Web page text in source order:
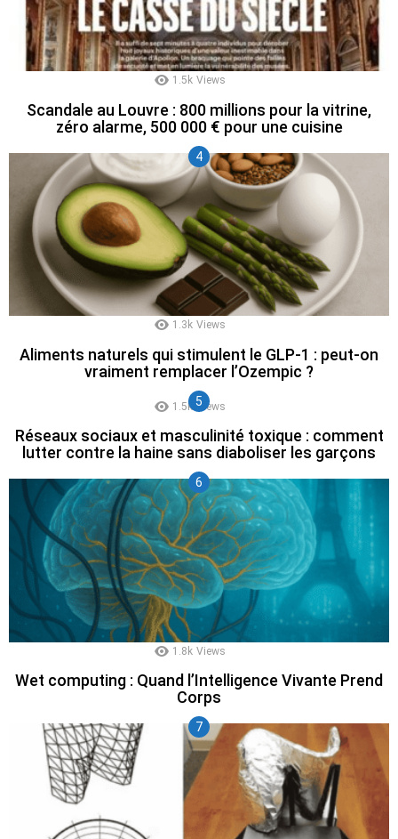
1.5k Views
Scandale au Louvre : 800 millions pour la vitrine,
zéro alarme, 500 000 € pour une cuisine
1.3k Views
Aliments naturels qui stimulent le GLP-1 : peut-on
vraiment remplacer l’Ozempic ?
1.5k Views
Réseaux sociaux et masculinité toxique : comment
lutter contre la haine sans diaboliser les garçons
1.8k Views
Wet computing : Quand l’Intelligence Vivante Prend
Corps